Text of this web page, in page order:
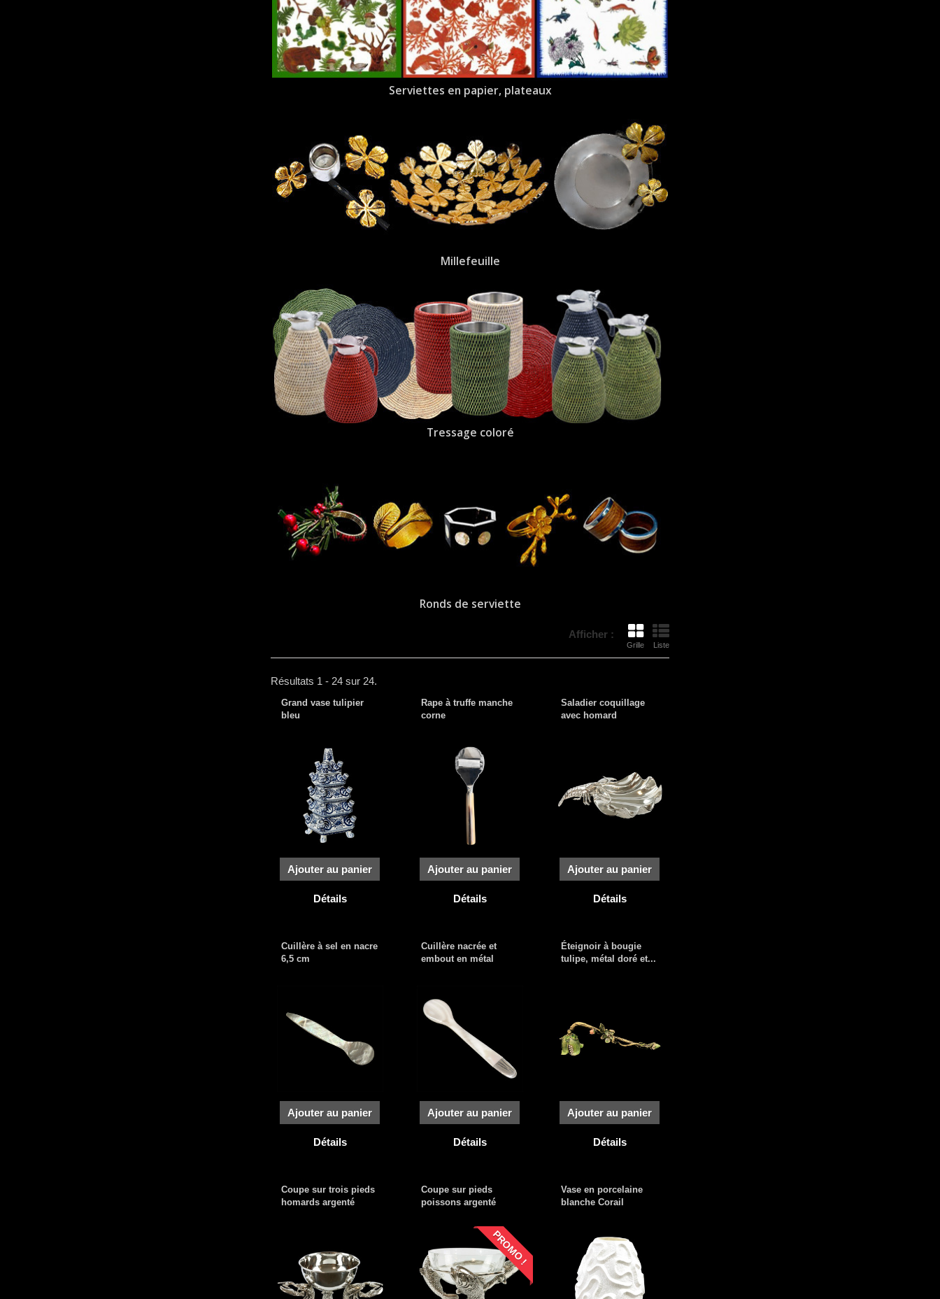
Serviettes en papier, plateaux
Millefeuille
Tressage coloré
Ronds de serviette
Afficher :
Grille Liste
Résultats 1 - 24 sur 24.
Grand vase tulipier
bleu
Ajouter au panier
Détails
Rape à truffe manche
corne
Ajouter au panier
Détails
Saladier coquillage
avec homard
Ajouter au panier
Détails
Cuillère à sel en nacre
6,5 cm
Ajouter au panier
Détails
Cuillère nacrée et
embout en métal
Ajouter au panier
Détails
Éteignoir à bougie
tulipe, métal doré et...
Ajouter au panier
Détails
Coupe sur trois pieds
homards argenté
Coupe sur pieds
poissons argenté
PROMO !
Vase en porcelaine
blanche Corail